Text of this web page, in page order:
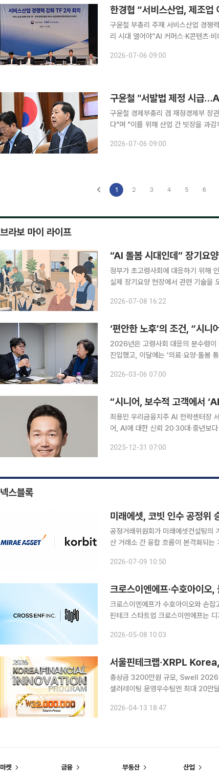
구윤철 부총리 주재 서비스산업 경쟁
리 시대 열어야”AI 커머스·K콘텐츠·비대면 배
합을 새로운 경제 도약 과제로 제시하
2026-07-06 09:00
구윤철 "서발법 제정 시급
구윤철 경제부총리 겸 재정경제부 장
다"며 "이를 위해 산업 간 빗장을 과감
적 발전계획 수립, 칸막이를 허무는
2026-07-06 09:00
1 2 3 4 5 6
브라보 마이 라이프
“AI 돌봄 시대인데” 장기요
정부가 초고령사회에 대응하기 위해
실제 장기요양 현장에서 관련 기술을
2026-07-08 16:22
‘편안한 노후’의 조건, “시
2026년은 고령사회 대응의 분수령이
진입했고, 이달에는 ‘의료·요양·돌봄
를 고령친화적으로 재설계해야 한다
2026-03-06 07:00
“시니어, 보수적 고객에서
최용민 우리금융지주 AI 전략센터장
어, AI에 대한 신뢰 20·30대·중년보다
있다. 생성형 AI의 확산이 젊은 세대와
2025-12-31 07:00
넥스블록
미래에셋, 코빗 인수 공정위
공정거래위원회가 미래에셋컨설팅의
산 거래소 간 융합 흐름이 본격화되
1334억 원에 취득하는 기업결합을
2026-07-09 10:50
크로스이엔에프·수호아이오
크로스이엔에프가 수호아이오와 손
핀테크 스타트업 크로스이엔에프는
다고 8일 밝혔다. 이번 협
2026-05-08 10:03
총상금 3200만원 규모, Swell 2026
셀러레이팅 운영우수팀엔 최대 20만달러 규모
Innovation Program 2026’를
2026-04-13 18:47
마켓 금융 부동산 산업